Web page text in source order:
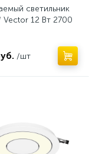
светильник
Vector 12 Вт 2700
/шт